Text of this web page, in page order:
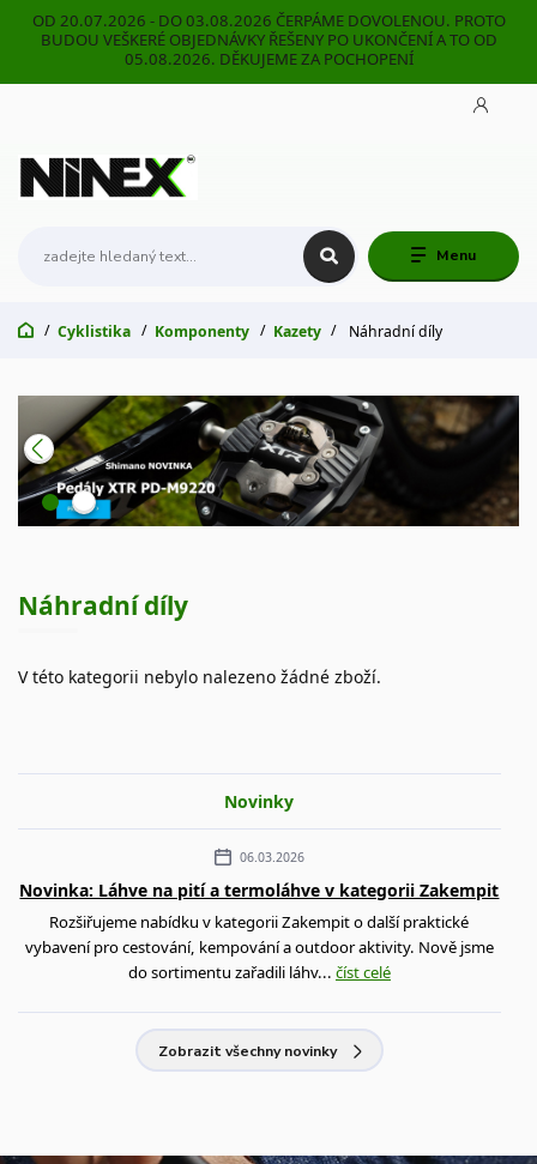
OD 20.07.2026 - DO 03.08.2026 ČERPÁME DOVOLENOU. PROTO
BUDOU VEŠKERÉ OBJEDNÁVKY ŘEŠENY PO UKONČENÍ A TO OD
05.08.2026. DĚKUJEME ZA POCHOPENÍ
Menu
Cyklistika Komponenty Kazety Náhradní díly
Náhradní díly
V této kategorii nebylo nalezeno žádné zboží.
Novinky
06.03.2026
Novinka: Láhve na pití a termoláhve v kategorii Zakempit
Rozšiřujeme nabídku v kategorii Zakempit o další praktické
vybavení pro cestování, kempování a outdoor aktivity. Nově jsme
do sortimentu zařadili láhv... číst celé
Zobrazit všechny novinky